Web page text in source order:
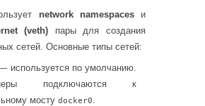
network namespacesи
(veth) пары для создания
сетей. Основные типы сетей:
используется по умолчанию.
подключаются к
мосту docker0